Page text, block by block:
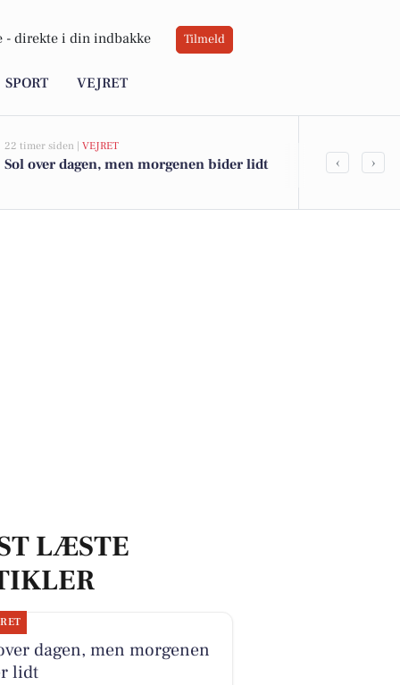
- direkte i din indbakke Tilmeld
SPORT VEJRET
22 timer siden | VEJRET
Sol over dagen, men morgenen bider lidt ‹ ›
LÆSTE
dagen, men morgenen
lidt